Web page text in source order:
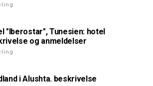
"Iberostar", Tunesien: hotel
og anmeldelser
i Alushta. beskrivelse